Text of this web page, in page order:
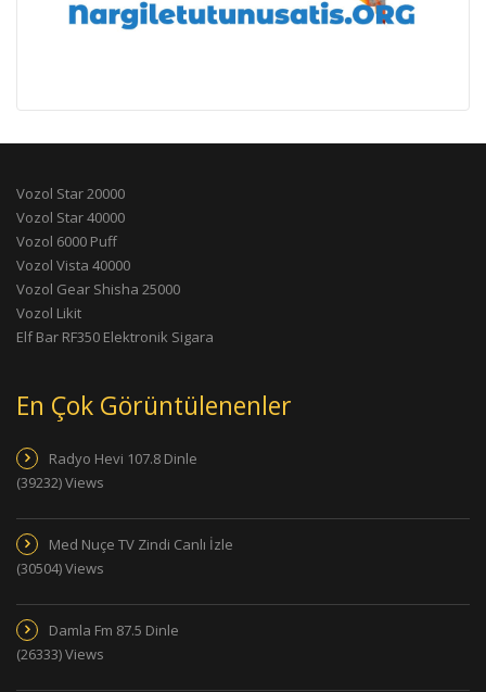
Vozol Star 20000
Vozol Star 40000
Vozol 6000 Puff
Vozol Vista 40000
Vozol Gear Shisha 25000
Vozol Likit
Elf Bar RF350 Elektronik Sigara
En Çok Görüntülenenler
Radyo Hevi 107.8 Dinle
(39232) Views
Med Nuçe TV Zindi Canlı İzle
(30504) Views
Damla Fm 87.5 Dinle
(26333) Views